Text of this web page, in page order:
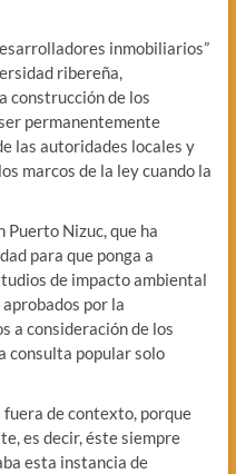
inmobiliarios”
ribereña,
construcción de los
permanentemente
las autoridades locales y
marcos de la ley cuando la
Puerto Nizuc, que ha
para que ponga a
de impacto ambiental
por la
a consideración de los
consulta popular solo
de contexto, porque
es decir, éste siempre
esta instancia de